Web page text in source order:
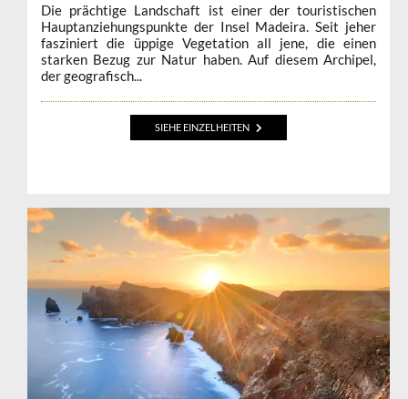
Die prächtige Landschaft ist einer der touristischen
Hauptanziehungspunkte der Insel Madeira. Seit jeher
fasziniert die üppige Vegetation all jene, die einen
starken Bezug zur Natur haben. Auf diesem Archipel,
der geografisch...
SIEHE EINZELHEITEN